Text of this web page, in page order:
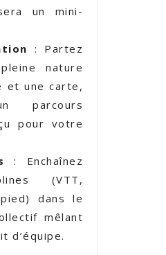
un mini-
: Partez
nature
et une carte,
parcours
pour votre
: Enchaînez
(VTT,
dans le
mêlant
d’équipe.